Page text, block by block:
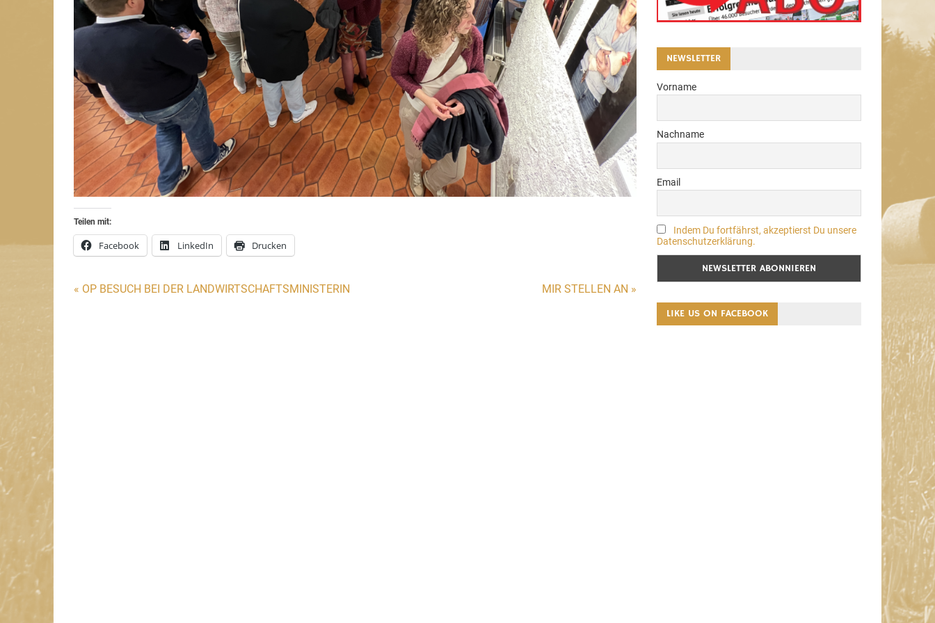
Teilen mit:
Facebook LinkedIn Drucken
Beitragsnavigation
« OP BESUCH BEI DER LANDWIRTSCHAFTSMINISTERIN MIR STELLEN AN »
NEWSLETTER
Vorname
Nachname
Email
Indem Du fortfährst, akzeptierst Du unsere
Datenschutzerklärung.
LIKE US ON FACEBOOK